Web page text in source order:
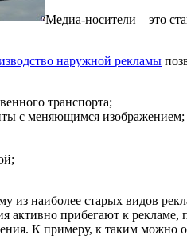
Медиа-носители – это
наружной рекламы
транспорта;
с меняющимся изображением;
из наиболее старых видов
активно прибегают к
К примеру, к таким можно